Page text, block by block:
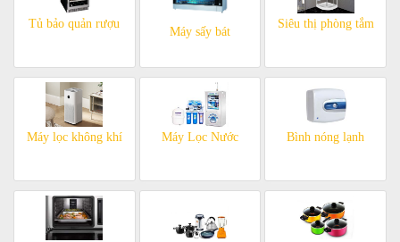
Tủ bảo quản rượu
Máy sấy bát
Siêu thị phòng tắm
Máy lọc không khí Máy Lọc Nước Bình nóng lạnh